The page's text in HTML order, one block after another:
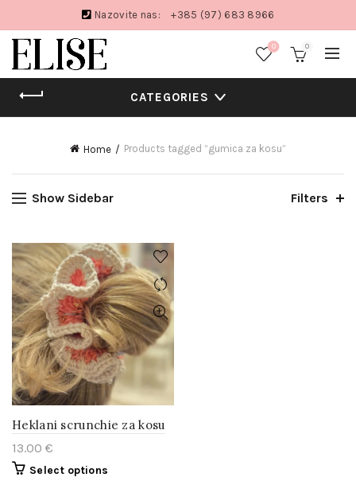
Nazovite nas: +385 (97) 683 8966
0 0
CATEGORIES
Home Products tagged “gumica za kosu”
Show Sidebar Filters
Heklani scrunchie za kosu
13.00 €
Select options